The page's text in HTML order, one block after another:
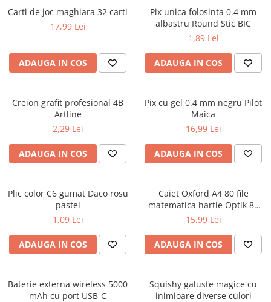
Vocabulare
Blocuri de desen școlare
Accesorii geometrie și matematică
Rigle și Echere
Compasuri
Truse geometrie
Socotitori și bețisoare pentru
numărat
Ghiozdane și rucsacuri
Rucsacuri școlare și casual
Ghiozdane pentru grădinită
Penare
Penare neechipate
Penare tip etui
Carti de joc maghiara 32 carti
17,99 Lei
ADAUGA IN COS
Pix unica folosinta 0.4 mm
albastru Round Stic BIC
1,89 Lei
ADAUGA IN COS
Creion grafit profesional 4B
Artline
2,29 Lei
ADAUGA IN COS
Pix cu gel 0.4 mm negru Pilot
Maica
16,99 Lei
ADAUGA IN COS
Plic color C6 gumat Daco rosu
pastel
1,09 Lei
ADAUGA IN COS
Caiet Oxford A4 80 file
matematica hartie Optik 80
g/mp motiv Teenager
15,99 Lei
ADAUGA IN COS
Baterie externa wireless 5000
mAh cu port USB-C
Squishy galuste magice cu
inimioare diverse culori